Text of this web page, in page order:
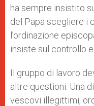
ha sempre insistito
del Papa scegliere i
l’ordinazione
insiste sul controllo
Il gruppo di lavoro
altre questioni. Una
vescovi illegittimi,